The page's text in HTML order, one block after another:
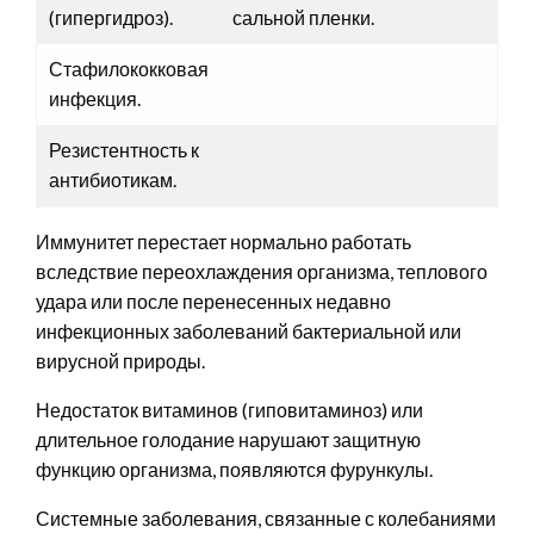
(гипергидроз).
сальной пленки.
Стафилококковая
инфекция.
Резистентность к
антибиотикам.
Иммунитет перестает нормально работать
вследствие переохлаждения организма, теплового
удара или после перенесенных недавно
инфекционных заболеваний бактериальной или
вирусной природы.
Недостаток витаминов (гиповитаминоз) или
длительное голодание нарушают защитную
функцию организма, появляются фурункулы.
Системные заболевания, связанные с колебаниями